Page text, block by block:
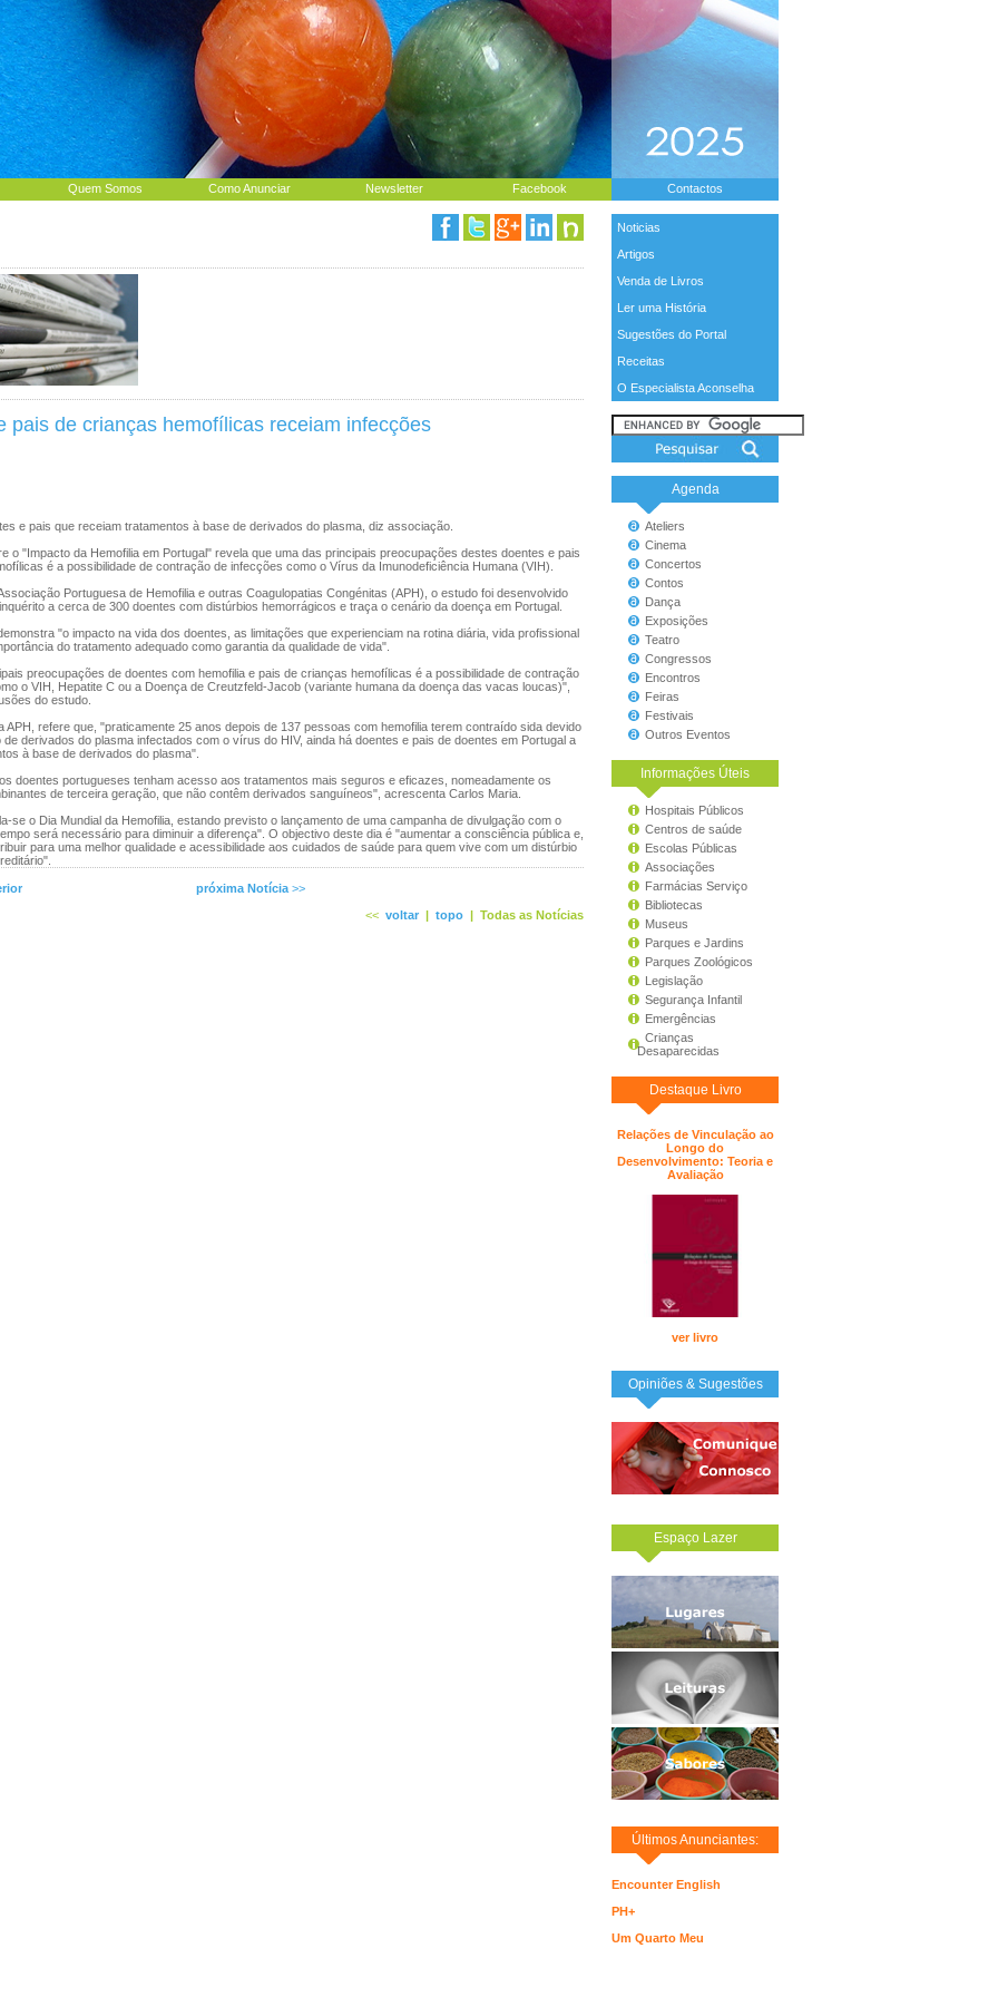
Quem Somos Como Anunciar Newsletter Facebook Contactos
Noticias
Artigos
Venda de Livros
Ler uma História
Sugestões do Portal
Receitas
O Especialista Aconselha
Agenda
Ateliers
Cinema
Concertos
Contos
Dança
Exposições
Teatro
Congressos
Encontros
Feiras
Festivais
Outros Eventos
Informações Úteis
Hospitais Públicos
Centros de saúde
Escolas Públicas
Associações
Farmácias Serviço
Bibliotecas
Museus
Parques e Jardins
Parques Zoológicos
Legislação
Segurança Infantil
Emergências
Crianças
Desaparecidas
Destaque Livro
Relações de Vinculação ao
Longo do
Desenvolvimento: Teoria e
Avaliação
ver livro
Opiniões & Sugestões
Espaço Lazer
Últimos Anunciantes:
Encounter English
PH+
Um Quarto Meu
pais de crianças hemofílicas receiam infecções
e pais que receiam tratamentos à base de derivados do plasma, diz associação.
o "Impacto da Hemofilia em Portugal" revela que uma das principais preocupações destes doentes e pais
é a possibilidade de contração de infecções como o Vírus da Imunodeficiência Humana (VIH).
Portuguesa de Hemofilia e outras Coagulopatias Congénitas (APH), o estudo foi desenvolvido
a cerca de 300 doentes com distúrbios hemorrágicos e traça o cenário da doença em Portugal.
"o impacto na vida dos doentes, as limitações que experienciam na rotina diária, vida profissional
do tratamento adequado como garantia da qualidade de vida".
preocupações de doentes com hemofilia e pais de crianças hemofílicas é a possibilidade de contração
o VIH, Hepatite C ou a Doença de Creutzfeld-Jacob (variante humana da doença das vacas loucas)",
do estudo.
APH, refere que, "praticamente 25 anos depois de 137 pessoas com hemofilia terem contraído sida devido
de derivados do plasma infectados com o vírus do HIV, ainda há doentes e pais de doentes em Portugal a
à base de derivados do plasma".
doentes portugueses tenham acesso aos tratamentos mais seguros e eficazes, nomeadamente os
de terceira geração, que não contêm derivados sanguíneos", acrescenta Carlos Maria.
se o Dia Mundial da Hemofilia, estando previsto o lançamento de uma campanha de divulgação com o
será necessário para diminuir a diferença". O objectivo deste dia é "aumentar a consciência pública e,
para uma melhor qualidade e acessibilidade aos cuidados de saúde para quem vive com um distúrbio
próxima Notícia >>
<< voltar | topo | Todas as Notícias